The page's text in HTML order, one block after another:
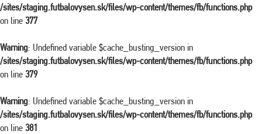
/sites/staging.futbalovysen.sk/files/wp-content/themes/fb/functions.php
on line 377
Warning: Undefined variable $cache_busting_version in
/sites/staging.futbalovysen.sk/files/wp-content/themes/fb/functions.php
on line 379
Warning: Undefined variable $cache_busting_version in
/sites/staging.futbalovysen.sk/files/wp-content/themes/fb/functions.php
on line 381